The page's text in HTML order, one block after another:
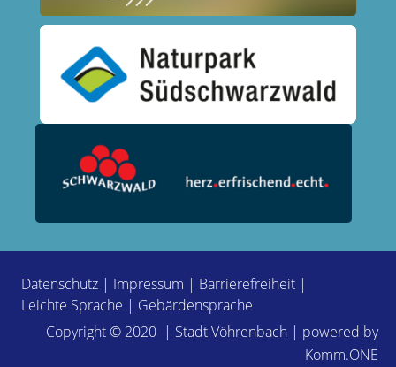
Datenschutz | Impressum | Barrierefreiheit |
Leichte Sprache | Gebärdensprache
Copyright © 2020 | Stadt Vöhrenbach | powered by
Komm.ONE